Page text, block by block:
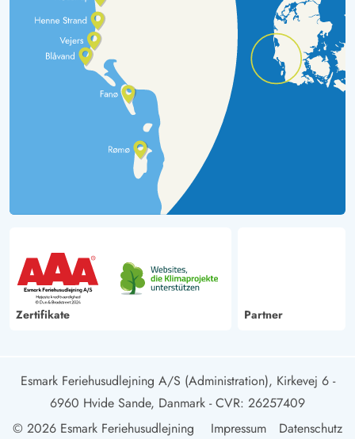
Zertifikate Partner
Esmark Feriehusudlejning A/S (Administration), Kirkevej 6 -
6960 Hvide Sande, Danmark - CVR: 26257409
© 2026 Esmark Feriehusudlejning
Impressum Datenschutz